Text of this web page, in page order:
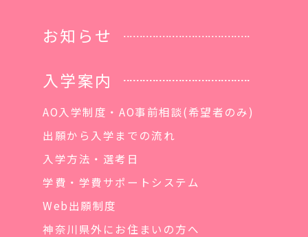
お知らせ
入学案内
AO入学制度・AO事前相談(希望者のみ)
出願から入学までの流れ
入学方法・選考日
学費・学費サポートシステム
Web出願制度
神奈川県外にお住まいの方へ